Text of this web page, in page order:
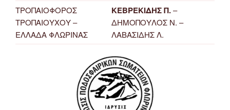
ΤΡΟΠΑΙΟΦΟΡΟΣ
ΤΡΟΠΑΙΟΥΧΟΥ –
ΕΛΛΑΔΑ ΦΛΩΡΙΝΑΣ
ΚΕΒΡΕΚΙΔΗΣ Π.–
ΔΗΜΟΠΟΥΛΟΣ Ν. –
ΛΑΒΑΣΙΔΗΣ Λ.